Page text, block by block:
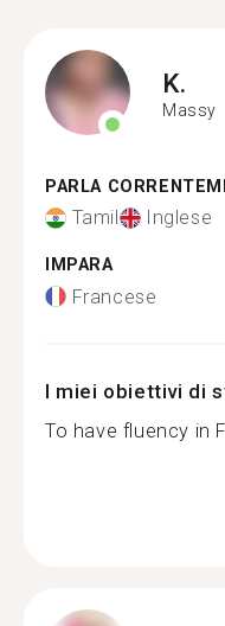
K.
Massy
PARLA
Tamil Inglese
IMPARA
Francese
I miei obiettivi di
To have fluency in